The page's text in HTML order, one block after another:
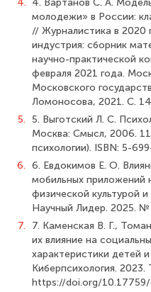
4. 4. Вартанов С. А.
молодежи» в России:
// Журналистика в 2020
индустрия: сборник
научно-практической
февраля 2021 года.
Московского
Ломоносова, 2021. С.
5. 5. Выготский Л. С.
Москва: Смысл, 2006.
психологии). ISBN: 5-
6. 6. Евдокимов Е. О.
мобильных приложений
физической культурой
Научный Лидер. 2025.
7.
7. Каменская В. Г.,
их влияние на
характеристики детей
Киберпсихология.
https://doi.org/10.17759/